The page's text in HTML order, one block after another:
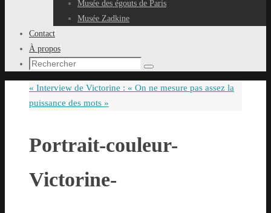
Musée des égouts de Paris
Musée Zadkine
Contact
À propos
Recherche
:
Rechercher
« Interview de Victorine : « On ne mesure pas assez la
puissance des mots »
Portrait-couleur-
Victorine-